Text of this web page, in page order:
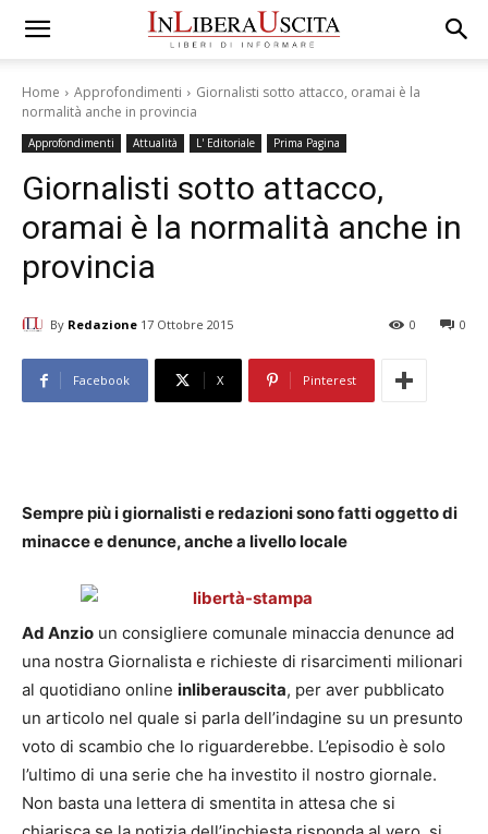
Home Approfondimenti
Giornalisti sotto attacco, oramai è la
normalità anche in provincia
Approfondimenti Attualità L' Editoriale Prima Pagina
Giornalisti sotto attacco,
oramai è la normalità anche in
provincia
By Redazione 17 Ottobre 2015 0
0
Facebook X Pinterest
Sempre più i giornalisti e redazioni sono fatti oggetto di
minacce e denunce, anche a livello locale
Ad Anzio un consigliere comunale minaccia denunce ad
una nostra Giornalista e richieste di risarcimenti milionari
al quotidiano online inliberauscita, per aver pubblicato
un articolo nel quale si parla dell’indagine su un presunto
voto di scambio che lo riguarderebbe. L’episodio è solo
l’ultimo di una serie che ha investito il nostro giornale.
Non basta una lettera di smentita in attesa che si